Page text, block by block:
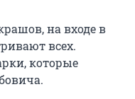
на входе в
всех.
которые